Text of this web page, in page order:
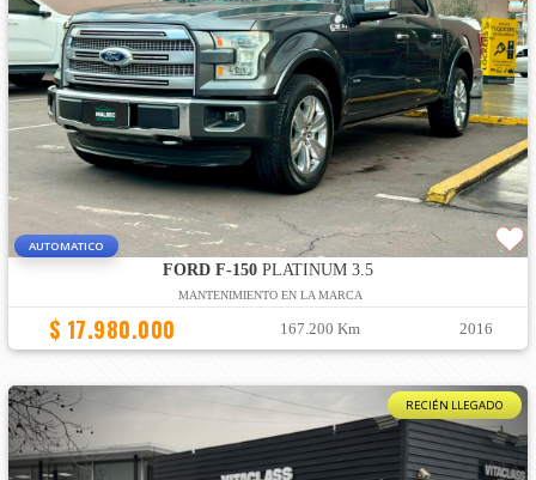
AUTOMATICO
FORD F-150PLATINUM 3.5
MANTENIMIENTO EN LA MARCA
$ 17.980.000 167.200 Km 2016
RECIÉN LLEGADO